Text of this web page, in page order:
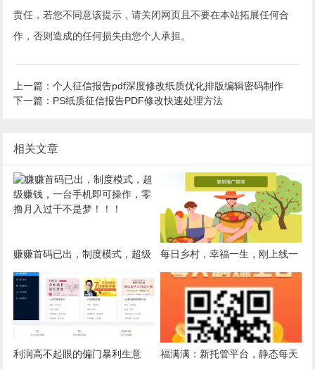
责任，若您不同意该提示，请关闭网页且不要在本站拓展任何合
作，否则造成的任何损失由您个人承担。
上一篇：个人征信报告pdf深度修改纸质优化排版编辑密码制作
下一篇：PS纸质征信报告PDF修改快速处理方法
相关文章
赚赚首码已出，制度模式，超级
赚钱，一台手机即可操作，零撸
月入过千不是梦！！！
每日乡村，幸福一生，刚上线一
秒，一币难求，无限代扶持3
块，赶快上车吧。
利润高不起眼的偏门暴利生意 福满满：新托管平台，静态每天